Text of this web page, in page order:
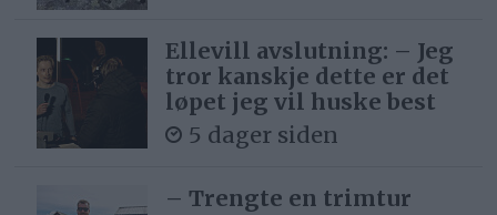
Ellevill avslutning: – Jeg
tror kanskje dette er det
løpet jeg vil huske best
5 dager siden
– Trengte en trimtur